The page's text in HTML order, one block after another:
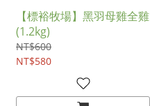
【標裕牧場】黑羽母雞全雞
(1.2kg)
NT$600
NT$580